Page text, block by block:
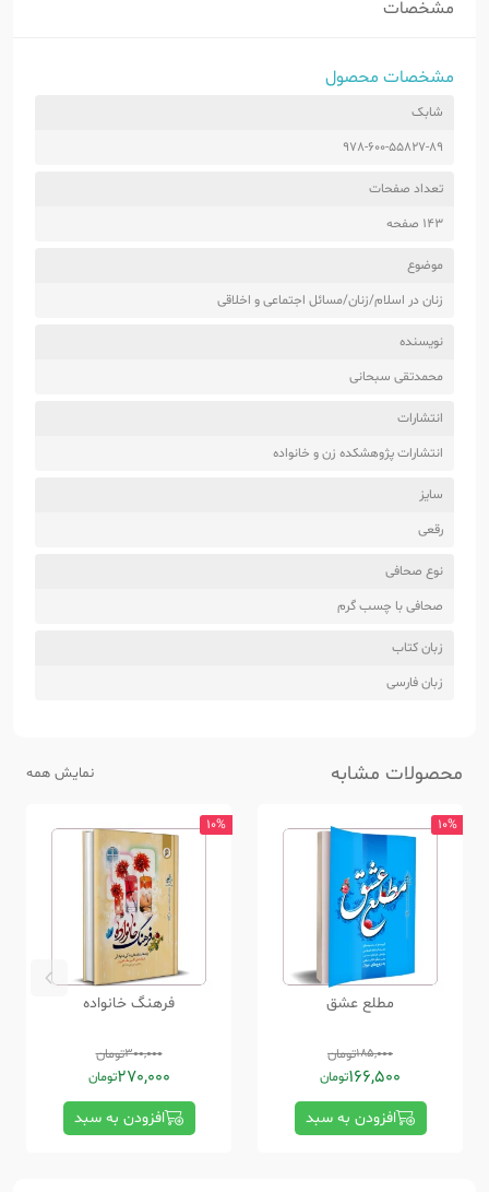
مشخصات
مشخصات محصول
شابک
978-600-55827-89
تعداد صفحات
143 صفحه
موضوع
زنان در اسلام/زنان/مسائل اجتماعی و اخلاقی
نویسنده
محمدتقی سبحانی
انتشارات
انتشارات پژوهشکده زن و خانواده
سایز
رقعی
نوع صحافی
صحافی با چسب گرم
زبان کتاب
زبان فارسی
محصولات مشابه نمایش همه
10%
مطلع عشق
185,000تومان
166,500تومان
افزودن به سبد
10%
فرهنگ خانواده
300,000تومان
270,000تومان
افزودن به سبد